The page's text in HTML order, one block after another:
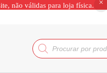
não válidas para loja física.